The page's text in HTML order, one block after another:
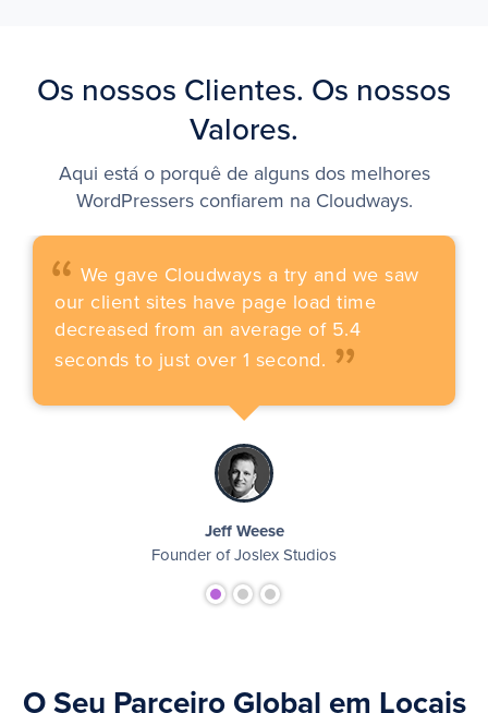
Os nossos Clientes. Os nossos
Valores.
Aqui está o porquê de alguns dos melhores
WordPressers confiarem na Cloudways.
“ We gave Cloudways a try and we saw
our client sites have page load time
decreased from an average of 5.4
seconds to just over 1 second. „
Jeff Weese
Founder of Joslex Studios
O Seu Parceiro Global em Locais